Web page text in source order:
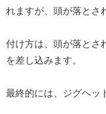
れますが、頭が落とさ
付け方は、頭が落とさ
を差し込みます。
最終的には、ジグヘッ